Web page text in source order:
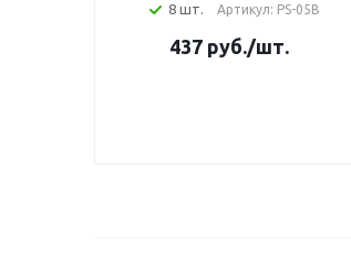
8 шт. Артикул: PS-05B
437 руб./шт.